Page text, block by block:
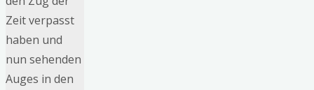
Zeit verpasst
haben und
nun sehenden
Auges in den